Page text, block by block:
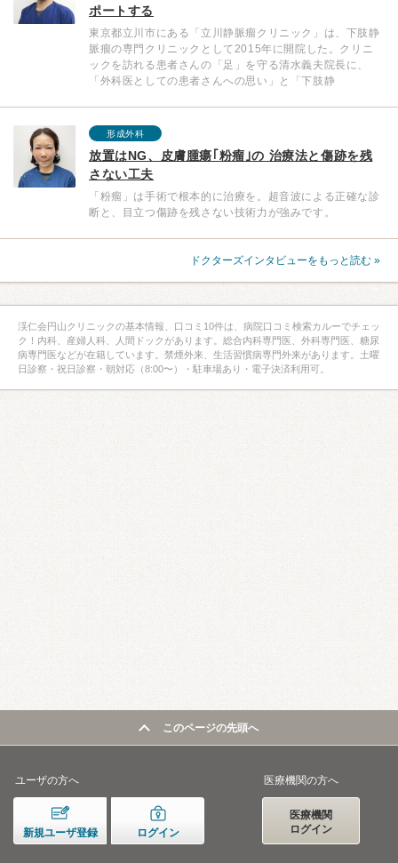
ポートする
東京都立川市にある「立川静脈瘤クリニック」は、下肢静
脈瘤の専門クリニックとして2015年に開院した。クリニ
ックを訪れる患者さんの「足」を守る清水義夫院長に、
「外科医としての患者さんへの思い」と「下肢静
形成外科
放置はNG、皮膚腫瘍｢粉瘤｣の 治療法と傷跡を残
さない工夫
「粉瘤」は手術で根本的に治療を。超音波による正確な診
断と、目立つ傷跡を残さない技術力が強みです。
ドクターズインタビューをもっと読む »
渓仁会円山クリニックの基本情報、口コミ10件は、病院口コミ検索カルーでチェッ
ク！内科、産婦人科、人間ドックがあります。総合内科専門医、外科専門医、糖尿
病専門医などが在籍しています。禁煙外来、生活習慣病専門外来があります。土曜
日診察・祝日診察・朝対応（8:00〜）・駐車場あり・電子決済利用可。
このページの先頭へ
ユーザの方へ
新規ユーザ登録 ログイン
医療機関の方へ
医療機関
ログイン